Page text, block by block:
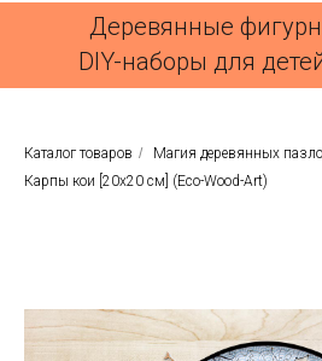
Деревянные
DIY-наборы для
Каталог товаров / Магия деревянных
Карпы кои [20x20 см] (Eco-Wood-Art)